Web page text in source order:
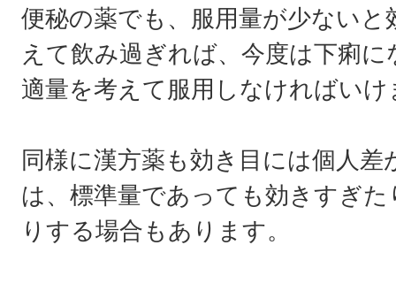
便秘の薬でも、服用量が少ない
えて飲み過ぎれば、今度は下痢
適量を考えて服用しなければいけ
同様に漢方薬も効き目には個人
は、標準量であっても効きすぎ
りする場合もあります。